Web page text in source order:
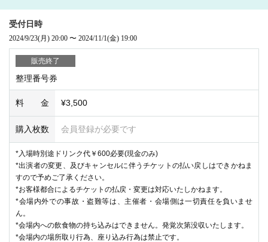
受付日時
2024/9/23(月) 20:00 〜 2024/11/1(金) 19:00
販売終了
整理番号券
料 金 ¥3,500
購入枚数 会員登録が必要です
*入場時別途ドリンク代￥600必要(現金のみ)
*出演者の変更、及びキャンセルに伴うチケットの払い戻しはできかねま
すので予めご了承ください。
*お客様都合によるチケットの払戻・変更は対応いたしかねます。
*会場内外での事故・盗難等は、主催者・会場側は一切責任を負いませ
ん。
*会場内への飲食物の持ち込みはできません。発覚次第没収いたします。
*会場内の場所取り行為、座り込み行為は禁止です。